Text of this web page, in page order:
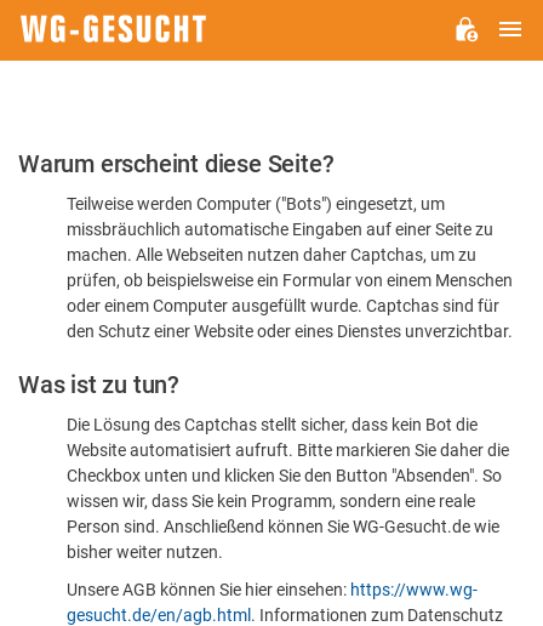
Bitte
dass
sind
Warum erscheint diese Seite?
Teilweise werden Computer ("Bots") eingesetzt, um
missbräuchlich automatische Eingaben auf einer Seite zu
machen. Alle Webseiten nutzen daher Captchas, um zu
prüfen, ob beispielsweise ein Formular von einem Menschen
oder einem Computer ausgefüllt wurde. Captchas sind für
den Schutz einer Website oder eines Dienstes unverzichtbar.
Was ist zu tun?
Die Lösung des Captchas stellt sicher, dass kein Bot die
Website automatisiert aufruft. Bitte markieren Sie daher die
Checkbox unten und klicken Sie den Button "Absenden". So
wissen wir, dass Sie kein Programm, sondern eine reale
Person sind. Anschließend können Sie WG-Gesucht.de wie
bisher weiter nutzen.
Unsere AGB können Sie hier einsehen: https://www.wg-
gesucht.de/en/agb.html . Informationen zum Datenschutz